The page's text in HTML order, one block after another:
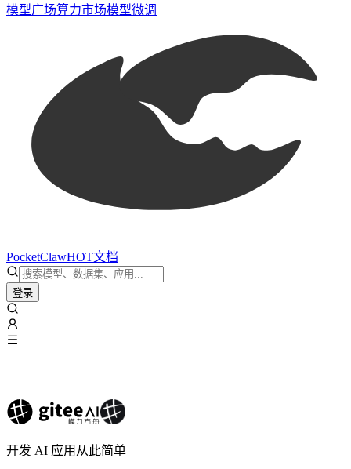
模型广场算力市场模型微调
PocketClawHOT文档
登录
开发 AI 应用从此简单